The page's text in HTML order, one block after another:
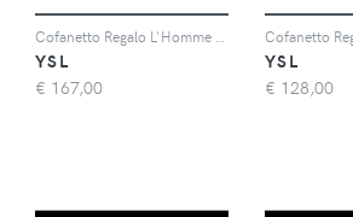
YSL
€ 167,00
YSL
€ 128,00